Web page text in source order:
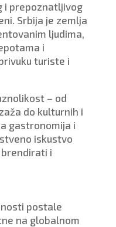
i prepoznatljivog
Srbija je zemlja
ljudima,
i
turiste i
– od
do kulturnih i
gastronomija i
iskustvo
i
postale
na globalnom